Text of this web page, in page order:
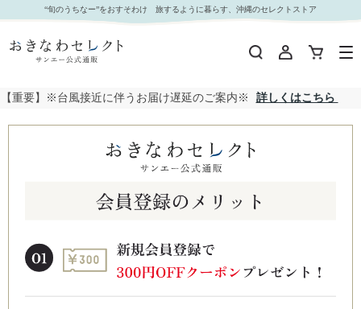
“旬のうちなー”をおすそわけ 旅するように暮らす、沖縄のセレクトストア
【重要】※台風接近に伴うお届け遅延のご案内※ 詳しくはこちら